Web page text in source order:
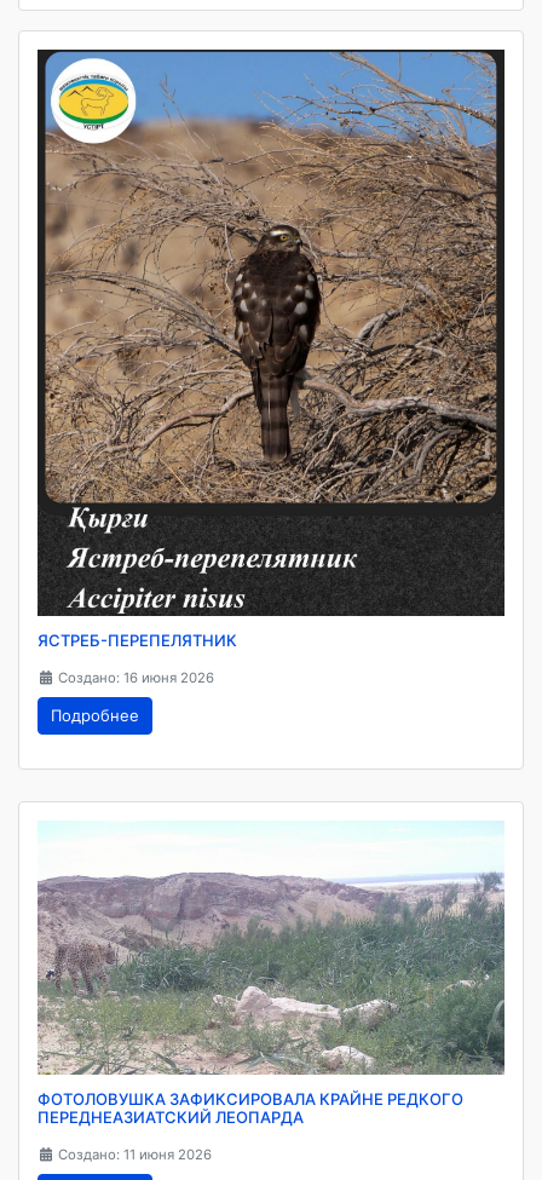
ЯСТРЕБ-ПЕРЕПЕЛЯТНИК
Создано: 16 июня 2026
Подробнее
ФОТОЛОВУШКА ЗАФИКСИРОВАЛА КРАЙНЕ РЕДКОГО
ПЕРЕДНЕАЗИАТСКИЙ ЛЕОПАРДА
Создано: 11 июня 2026